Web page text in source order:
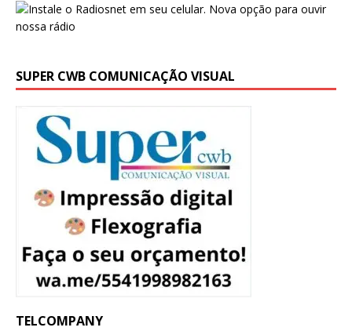
SUPER CWB COMUNICAÇÃO VISUAL
TELCOMPANY